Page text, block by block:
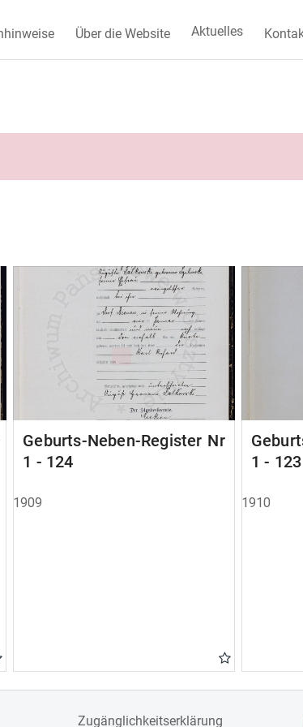
Über die Website Aktuelles
Geburts-Neben-Register Nr
1 - 124
1909
1 - 123
1910
Zugänglichkeitserklärung